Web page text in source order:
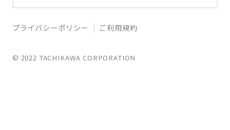
プライバシーポリシー ご利用規約
© 2022 TACHIKAWA CORPORATION